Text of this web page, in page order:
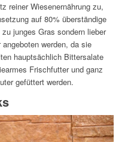
reiner Wiesenernährung zu,
auf 80% überständige
junges Gras sondern lieber
werden, da sie
hauptsächlich Bittersalate
Frischfutter und ganz
gefüttert werden.